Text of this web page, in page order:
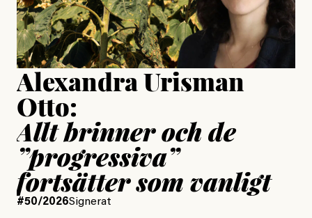
Publicerad15 July, 2026
Uppdaterad15 July, 2026
Alexandra Urisman
Otto:
Allt brinner och de
”progressiva”
fortsätter som vanligt
#50/2026Signerat